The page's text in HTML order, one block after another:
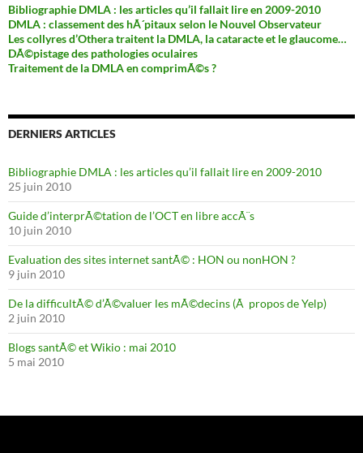
Bibliographie DMLA : les articles qu’il fallait lire en 2009-2010
DMLA : classement des hÃ´pitaux selon le Nouvel Observateur
Les collyres d’Othera traitent la DMLA, la cataracte et le glaucome…
DÃ©pistage des pathologies oculaires
Traitement de la DMLA en comprimÃ©s ?
DERNIERS ARTICLES
Bibliographie DMLA : les articles qu’il fallait lire en 2009-2010
25 juin 2010
Guide d’interprÃ©tation de l’OCT en libre accÃ¨s
10 juin 2010
Evaluation des sites internet santÃ© : HON ou nonHON ?
9 juin 2010
De la difficultÃ© d’Ã©valuer les mÃ©decins (Ã propos de Yelp)
2 juin 2010
Blogs santÃ© et Wikio : mai 2010
5 mai 2010